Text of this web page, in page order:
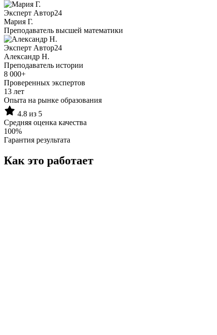
Эксперт Автор24
Мария Г.
Преподаватель высшей математики
Эксперт Автор24
Александр Н.
Преподаватель истории
8 000+
Проверенных экспертов
13 лет
Опыта на рынке образования
4.8 из 5
Средняя оценка качества
100%
Гарантия результата
Как это работает